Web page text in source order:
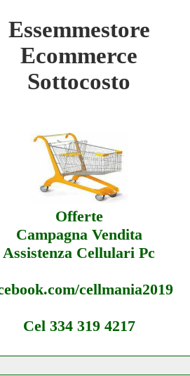
Ecommerce Ecommerce
Sottocosto
Ecommerce Ecommerce
Assistenza
Essemmestore
Ecommerce
Sottocosto
Offerte
Campagna Vendita
Assistenza Cellulari Pc
cellmania2019
Cel 334 319 4217